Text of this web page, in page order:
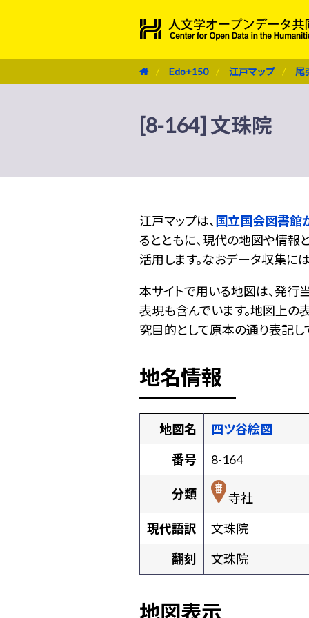
Edo+150 江戸マップ 尾
[8-164] 文珠院
江戸マップは、 国立国会図書館
るとともに、現代の地図や情報
活用します。なおデータ収集に
本サイトで用いる地図は、発行
表現も含んでいます。地図上の
究目的として原本の通り表記し
地名情報
地図名
四ツ谷絵図
番号
8-164
分類
寺社
現代語訳
文珠院
翻刻
文珠院
地図表示